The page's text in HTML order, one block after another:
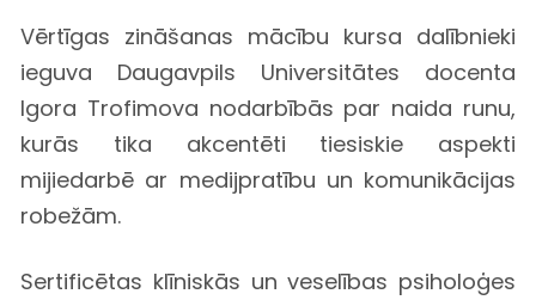
Vērtīgas zināšanas mācību kursa dalībnieki
ieguva Daugavpils Universitātes docenta
Igora Trofimova nodarbībās par naida runu,
kurās tika akcentēti tiesiskie aspekti
mijiedarbē ar medijpratību un komunikācijas
robežām.
Sertificētas klīniskās un veselības psiholoģes